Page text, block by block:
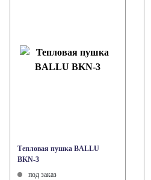
Тепловая пушка BALLU
BKN-3
под заказ